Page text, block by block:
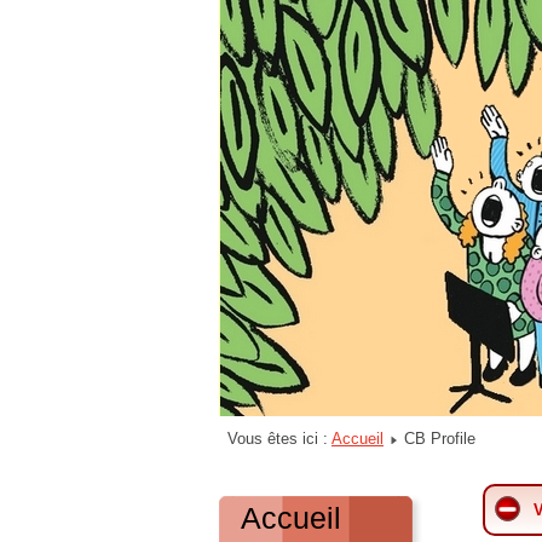
Vous êtes ici : Accueil CB Profile
Accueil